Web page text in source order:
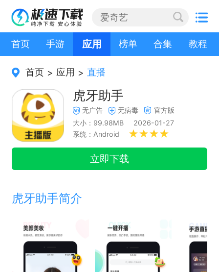
首页 手游 应用 榜单 合集 教程
首页 > 应用 > 直播
虎牙助手
无广告 无病毒
官方版
大小：99.98MB
2026-01-27
系统：Android
立即下载
虎牙助手简介